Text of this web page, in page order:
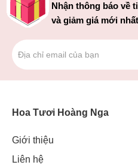
Nhận thông báo về
và giảm giá mới
Hoa Tươi Hoàng Nga
Giới thiệu
Liên hệ